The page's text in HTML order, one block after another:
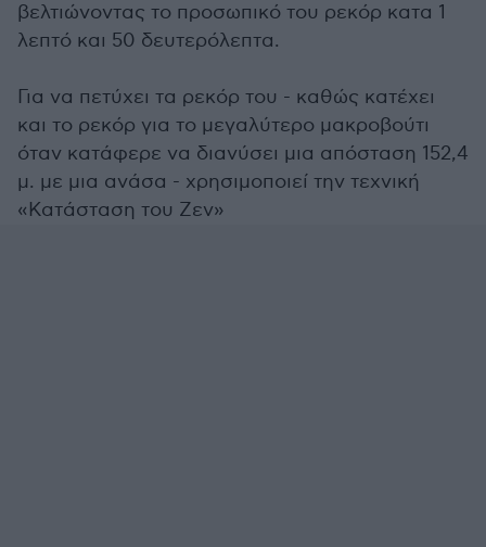
βελτιώνοντας το προσωπικό του ρεκόρ κατα 1
λεπτό και 50 δευτερόλεπτα.
Για να πετύχει τα ρεκόρ του - καθώς κατέχει
και το ρεκόρ για το μεγαλύτερο μακροβούτι
όταν κατάφερε να διανύσει μια απόσταση 152,4
μ. με μια ανάσα - χρησιμοποιεί την τεχνική
«Κατάσταση του Ζεν»